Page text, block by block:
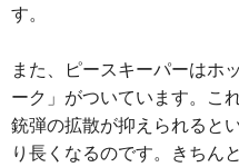
す。
また、ピースキーパーはホ
ーク」がついています。こ
銃弾の拡散が抑えられると
り長くなるのです。きちん